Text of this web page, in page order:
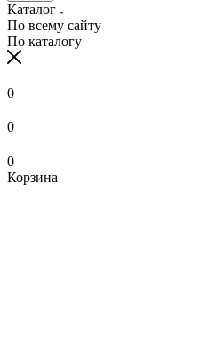
Каталог
По всему сайту
По каталогу
0
0
0
Корзина